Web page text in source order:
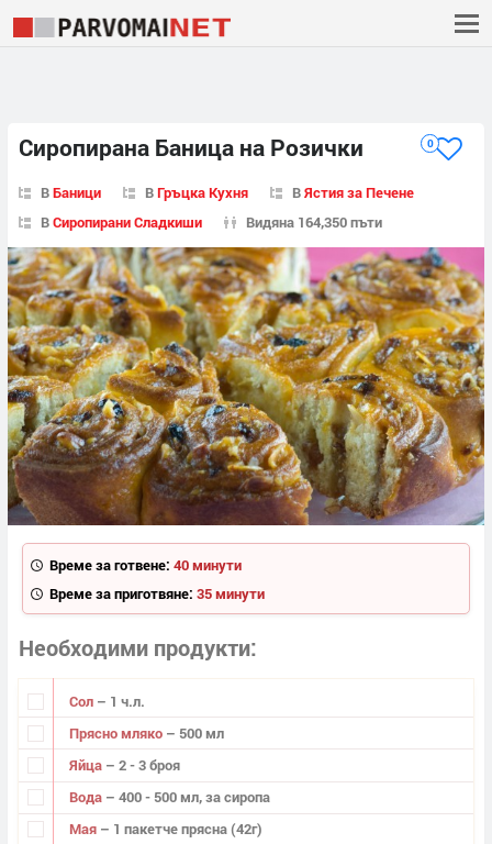
Сиропирана Баница на Розички 0
ВБаници ВГръцка Кухня ВЯстия за Печене
ВСиропирани Сладкиши Видяна 164,350 пъти
Време за готвене: 40 минути
Време за приготвяне: 35 минути
Необходими продукти
Сол – 1 ч.л.
Прясно мляко – 500 мл
Яйца – 2 - 3 броя
Вода – 400 - 500 мл, за сиропа
Мая – 1 пакетче прясна (42г)